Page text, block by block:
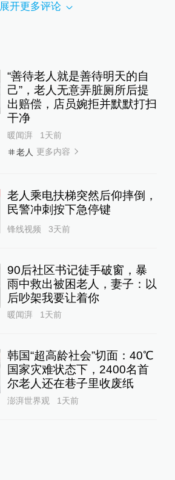
展开更多评论
“善待老人就是善待明天的自
己”，老人无意弄脏厕所后提
出赔偿，店员婉拒并默默打扫
干净
暖闻湃
1天前
老人 更多内容
老人乘电扶梯突然后仰摔倒，
民警冲刺按下急停键
锋线视频 3天前
90后社区书记徒手破窗，暴
雨中救出被困老人，妻子：以
后吵架我要让着你
暖闻湃 1天前
韩国“超高龄社会”切面：40℃
国家灾难状态下，2400名首
尔老人还在巷子里收废纸
澎湃世界观 1天前